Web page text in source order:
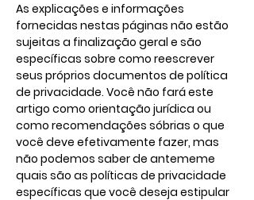
As explicações e informações
fornecidas nestas páginas não estão
sujeitas a finalização geral e são
específicas sobre como reescrever
seus próprios documentos de política
de privacidade. Você não fará este
artigo como orientação jurídica ou
como recomendações sóbrias o que
você deve efetivamente fazer, mas
não podemos saber de antememe
quais são as políticas de privacidade
específicas que você deseja estipular